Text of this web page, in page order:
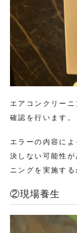
エアコンクリー
確認を行います。
エラーの内容に
決しない可能性
ニングを実施す
②現場養生